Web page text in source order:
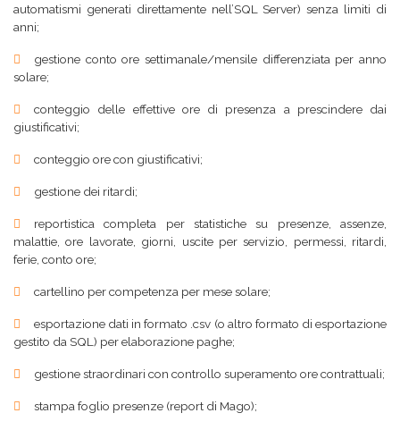
automatismi generati direttamente nell’SQL Server) senza limiti di
anni;
gestione conto ore settimanale/mensile differenziata per anno
solare;
conteggio delle effettive ore di presenza a prescindere dai
giustificativi;
conteggio ore con giustificativi;
gestione dei ritardi;
reportistica completa per statistiche su presenze, assenze,
malattie, ore lavorate, giorni, uscite per servizio, permessi, ritardi,
ferie, conto ore;
cartellino per competenza per mese solare;
esportazione dati in formato .csv (o altro formato di esportazione
gestito da SQL) per elaborazione paghe;
gestione straordinari con controllo superamento ore contrattuali;
stampa foglio presenze (report di Mago);